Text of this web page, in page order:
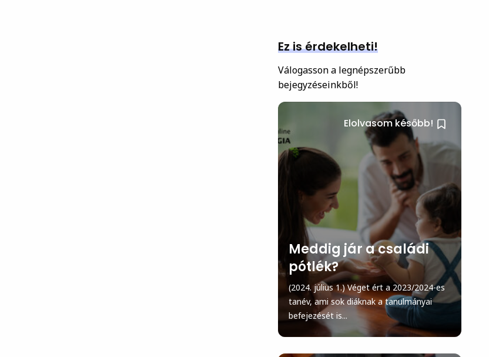
Ez is érdekelheti!
Válogasson a legnépszerűbb
bejegyzéseinkből!
Elolvasom később!
Meddig jár a családi
pótlék?
(2024. július 1.) Véget ért a 2023/2024-es
tanév, ami sok diáknak a tanulmányai
befejezését is...